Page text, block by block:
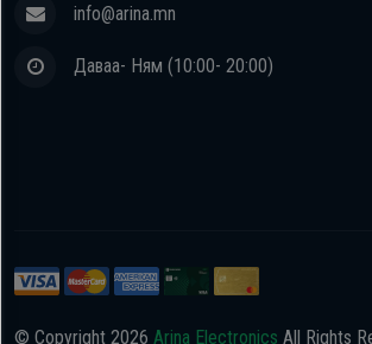
info@arina.mn
Даваа- Ням (10:00- 20:00)
© Copyright 2026 Arina Electronics All Rights